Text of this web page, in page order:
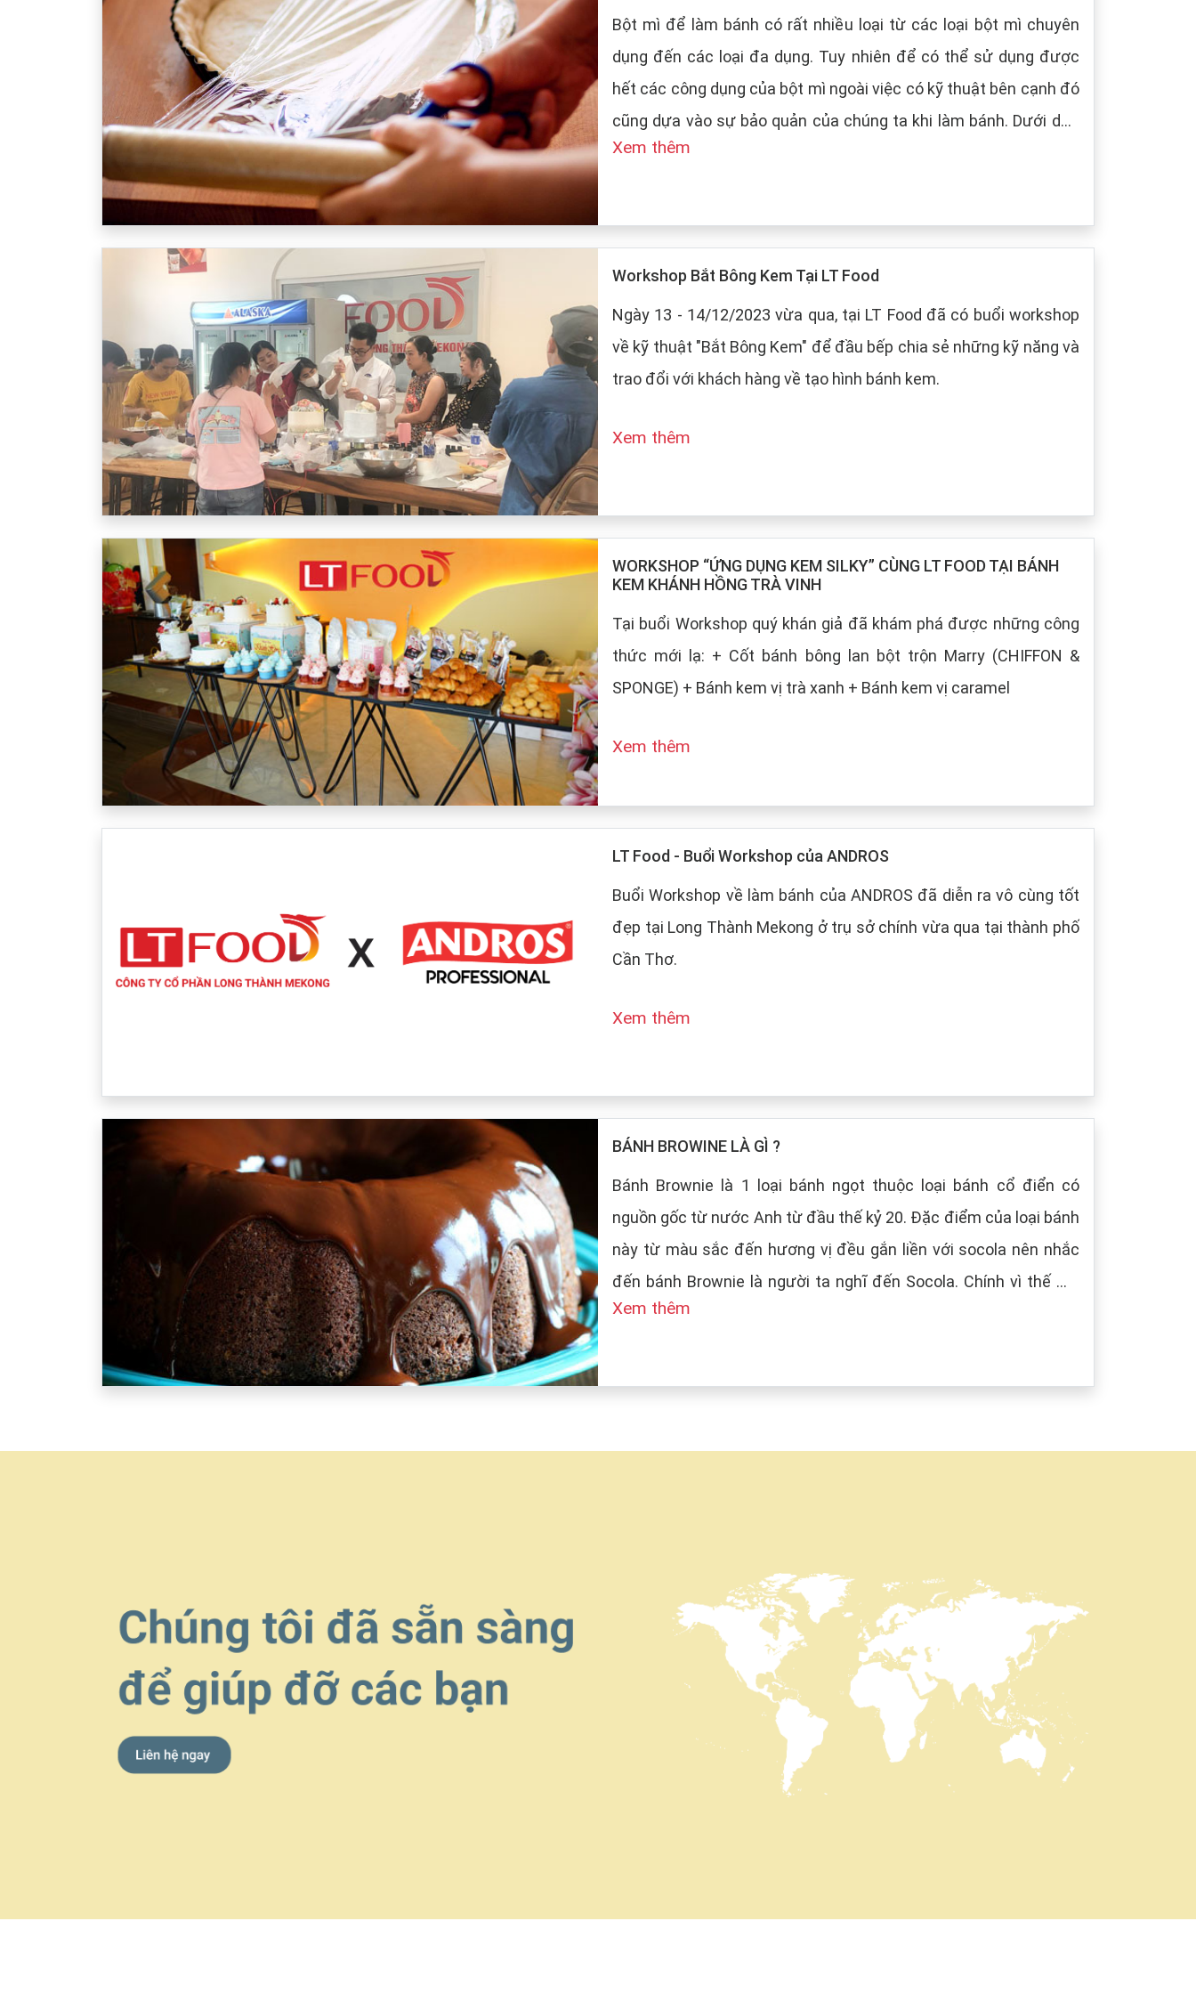
Bột mì để làm bánh có rất nhiều loại từ các loại bột mì chuyên
dụng đến các loại đa dụng. Tuy nhiên để có thể sử dụng được
hết các công dụng của bột mì ngoài việc có kỹ thuật bên cạnh đó
cũng dựa vào sự bảo quản của chúng ta khi làm bánh. Dưới dây,
LT Food sẽ đưa ra những cách bảo quản chung cho các loại bột
Xem thêm
Workshop Bắt Bông Kem Tại LT Food
Ngày 13 - 14/12/2023 vừa qua, tại LT Food đã có buổi workshop
về kỹ thuật "Bắt Bông Kem" để đầu bếp chia sẻ những kỹ năng và
trao đổi với khách hàng về tạo hình bánh kem.
Xem thêm
WORKSHOP “ỨNG DỤNG KEM SILKY” CÙNG LT FOOD TẠI BÁNH
KEM KHÁNH HỒNG TRÀ VINH
Tại buổi Workshop quý khán giả đã khám phá được những công
thức mới lạ: + Cốt bánh bông lan bột trộn Marry (CHIFFON &
SPONGE) + Bánh kem vị trà xanh + Bánh kem vị caramel
Xem thêm
LT Food - Buổi Workshop của ANDROS
Buổi Workshop về làm bánh của ANDROS đã diễn ra vô cùng tốt
đẹp tại Long Thành Mekong ở trụ sở chính vừa qua tại thành phố
Cần Thơ.
Xem thêm
BÁNH BROWINE LÀ GÌ ?
Bánh Brownie là 1 loại bánh ngọt thuộc loại bánh cổ điển có
nguồn gốc từ nước Anh từ đầu thế kỷ 20. Đặc điểm của loại bánh
này từ màu sắc đến hương vị đều gắn liền với socola nên nhắc
đến bánh Brownie là người ta nghĩ đến Socola. Chính vì thế mà
tên bánh là Brown (màu nâu) tượng trưng cho màu của Socola.
Xem thêm